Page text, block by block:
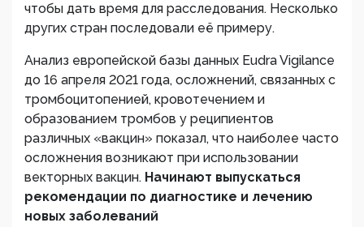
чтобы дать время для расследования. Несколько
других стран последовали её примеру.
Анализ европейской базы данных Eudra Vigilance
до 16 апреля 2021 года, осложнений, связанных с
тромбоцитопенией, кровотечением и
образованием тромбов у реципиентов
различных «вакцин» показал, что наиболее часто
осложнения возникают при использовании
векторных вакцин. Начинают выпускаться
рекомендации по диагностике и лечению
новых заболеваний